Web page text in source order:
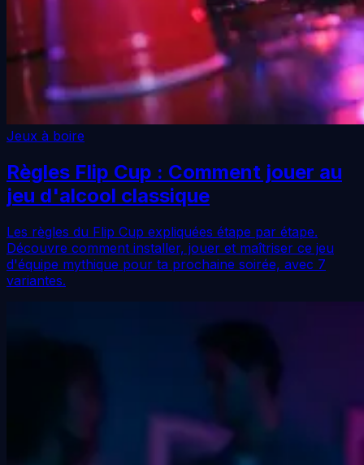
Jeux à boire
Règles Flip Cup : Comment jouer au
jeu d'alcool classique
Les règles du Flip Cup expliquées étape par étape.
Découvre comment installer, jouer et maîtriser ce jeu
d'équipe mythique pour ta prochaine soirée, avec 7
variantes.